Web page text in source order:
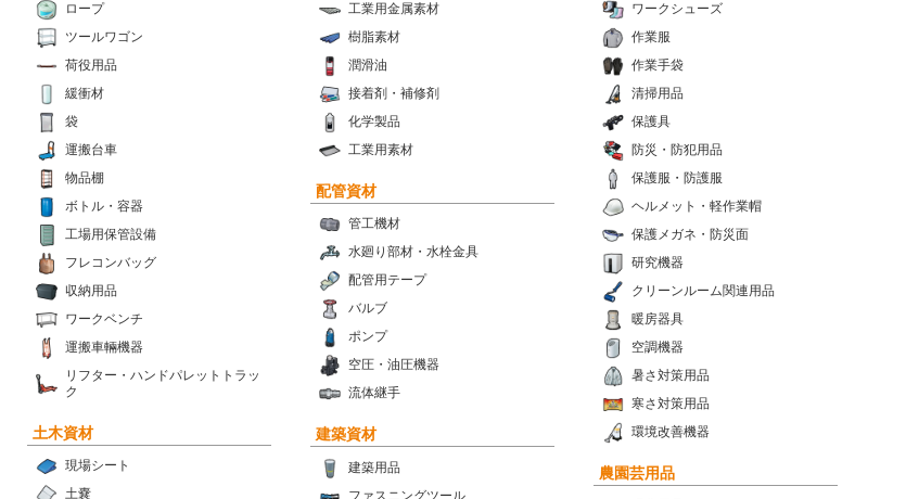
ロープ
ツールワゴン
荷役用品
緩衝材
袋
運搬台車
物品棚
ボトル・容器
工場用保管設備
フレコンバッグ
収納用品
ワークベンチ
運搬車輛機器
リフター・ハンドパレットトラッ
ク
工業用金属素材
樹脂素材
潤滑油
接着剤・補修剤
化学製品
工業用素材
ワークシューズ
作業服
作業手袋
清掃用品
保護具
防災・防犯用品
保護服・防護服
ヘルメット・軽作業帽
保護メガネ・防災面
研究機器
クリーンルーム関連用品
暖房器具
空調機器
暑さ対策用品
寒さ対策用品
環境改善機器
配管資材
管工機材
水廻り部材・水栓金具
配管用テープ
バルブ
ポンプ
空圧・油圧機器
流体継手
土木資材
現場シート
土嚢
建築資材
建築用品
ファスニングツール
農園芸用品